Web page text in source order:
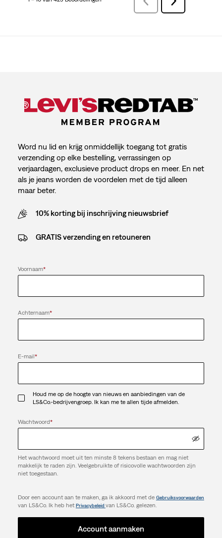
Beoordelingen
Word nu lid en krijg onmiddellijk toegang tot gratis
verzending op elke bestelling, verrassingen op
verjaardagen, exclusieve product drops en meer. En net
als je jeans worden de voordelen met de tijd alleen
maar beter.
10% korting bij inschrijving nieuwsbrief
GRATIS verzending en retouneren
Voornaam*
Achternaam*
E-mail*
Houd me op de hoogte van nieuws en aanbiedingen van de
LS&Co.-bedrijvengroep. Ik kan me te allen tijde afmelden.
Wachtwoord*
Het wachtwoord moet uit ten minste 8 tekens bestaan en mag niet
makkelijk te raden zijn. Veelgebruikte of risicovolle wachtwoorden zijn
niet toegestaan.
Door een account aan te maken, ga ik akkoord met de Gebruiksvoorwaarden
van LS&Co. Ik heb hetPrivacybeleid van LS&Co. gelezen.
Account aanmaken